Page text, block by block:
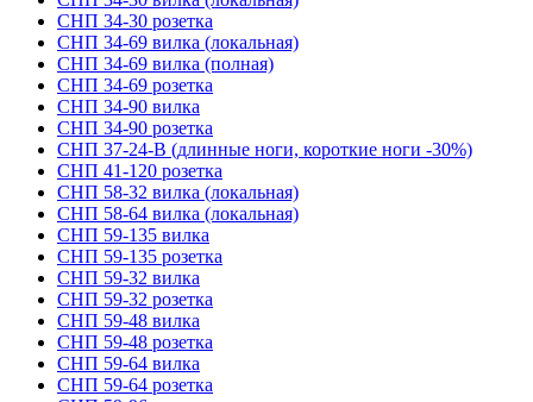
СНП 34-30 розетка
СНП 34-69 вилка (локальная)
СНП 34-69 вилка (полная)
СНП 34-69 розетка
СНП 34-90 вилка
СНП 34-90 розетка
СНП 37-24-В (длинные ноги, короткие ноги -30%)
СНП 41-120 розетка
СНП 58-32 вилка (локальная)
СНП 58-64 вилка (локальная)
СНП 59-135 вилка
СНП 59-135 розетка
СНП 59-32 вилка
СНП 59-32 розетка
СНП 59-48 вилка
СНП 59-48 розетка
СНП 59-64 вилка
СНП 59-64 розетка